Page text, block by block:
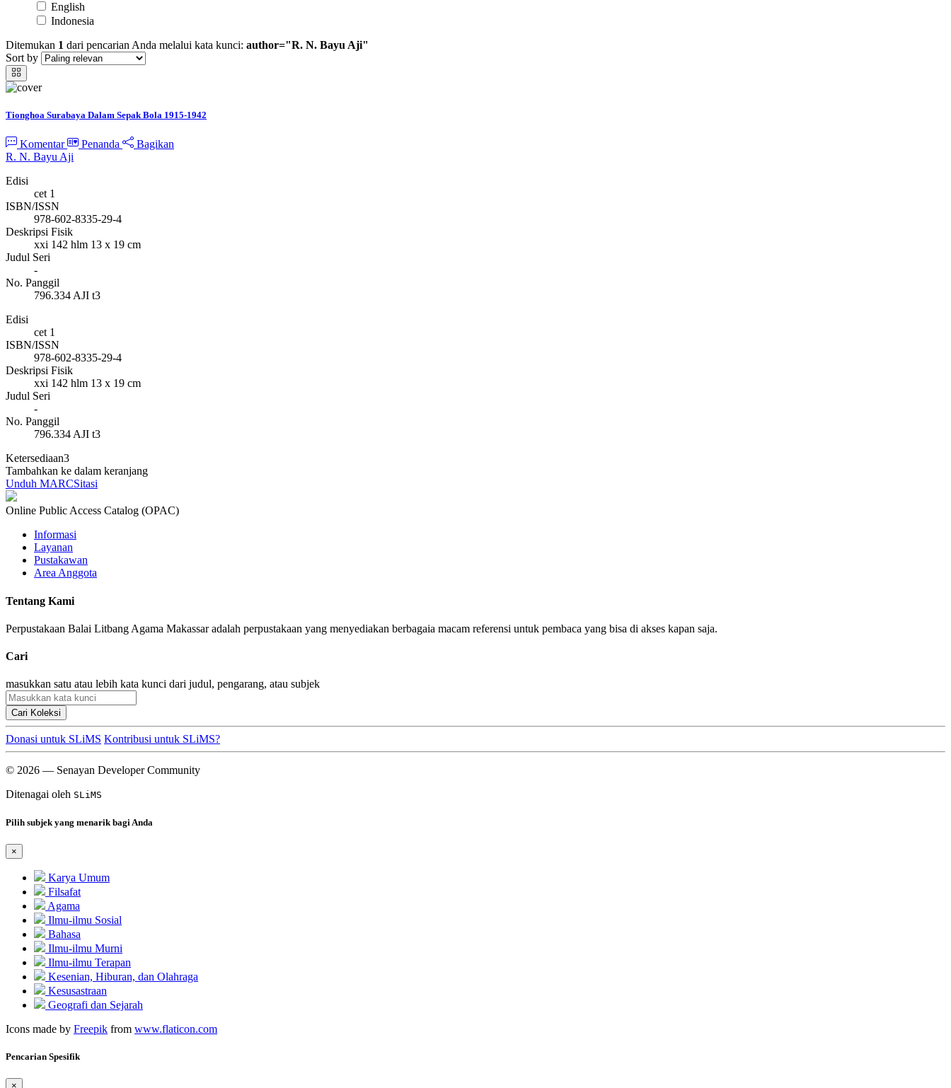
English
Indonesia
Ditemukan 1 dari pencarian Anda melalui kata kunci: author="R. N. Bayu Aji"
Sort by
Tionghoa Surabaya Dalam Sepak Bola 1915-1942
Komentar Penanda
Bagikan
R. N. Bayu Aji
Edisi
cet 1
ISBN/ISSN
978-602-8335-29-4
Deskripsi Fisik
xxi 142 hlm 13 x 19 cm
Judul Seri
-
No. Panggil
796.334 AJI t3
Edisi
cet 1
ISBN/ISSN
978-602-8335-29-4
Deskripsi Fisik
xxi 142 hlm 13 x 19 cm
Judul Seri
-
No. Panggil
796.334 AJI t3
Ketersediaan3
Tambahkan ke dalam keranjang
Unduh MARCSitasi
Online Public Access Catalog (OPAC)
Informasi
Layanan
Pustakawan
Area Anggota
Tentang Kami
Perpustakaan Balai Litbang Agama Makassar adalah perpustakaan yang menyediakan berbagaia macam referensi untuk pembaca yang bisa di akses kapan saja.
Cari
masukkan satu atau lebih kata kunci dari judul, pengarang, atau subjek
Cari Koleksi
Donasi untuk SLiMS Kontribusi untuk SLiMS?
© 2026 — Senayan Developer Community
Ditenagai oleh SLiMS
Pilih subjek yang menarik bagi Anda
×
Karya Umum
Filsafat
Agama
Ilmu-ilmu Sosial
Bahasa
Ilmu-ilmu Murni
Ilmu-ilmu Terapan
Kesenian, Hiburan, dan Olahraga
Kesusastraan
Geografi dan Sejarah
Icons made by Freepik from www.flaticon.com
Pencarian Spesifik
×